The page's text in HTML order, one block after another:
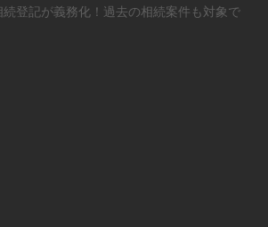
登記が義務化！過去の相続案件も対象で